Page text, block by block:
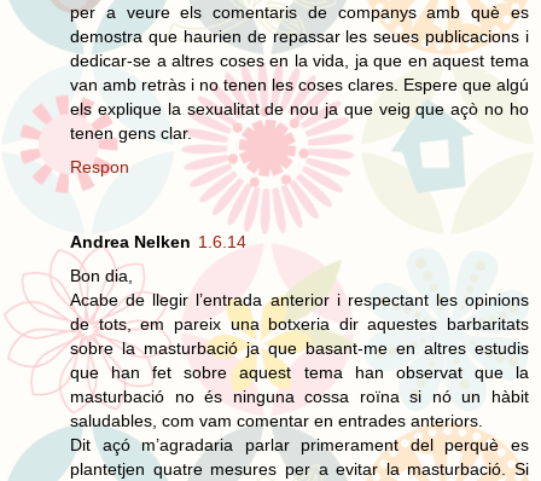
per a veure els comentaris de companys amb què es
demostra que haurien de repassar les seues publicacions i
dedicar-se a altres coses en la vida, ja que en aquest tema
van amb retràs i no tenen les coses clares. Espere que algú
els explique la sexualitat de nou ja que veig que açò no ho
tenen gens clar.
Respon
Andrea Nelken 1.6.14
Bon dia,
Acabe de llegir l’entrada anterior i respectant les opinions
de tots, em pareix una botxeria dir aquestes barbaritats
sobre la masturbació ja que basant-me en altres estudis
que han fet sobre aquest tema han observat que la
masturbació no és ninguna cossa roïna si nó un hàbit
saludables, com vam comentar en entrades anteriors.
Dit açó m’agradaria parlar primerament del perquè es
plantetjen quatre mesures per a evitar la masturbació. Si